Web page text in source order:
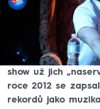
18. bře 2025, 20:30
Steve Aoki je DJ,
Možná ho znáte
do publika. Ano, je
show už jich
roce 2012 se
rekordů jako